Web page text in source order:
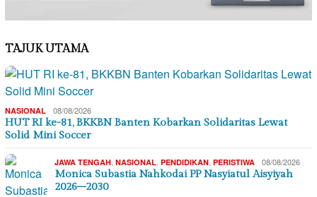
TAJUK UTAMA
NASIONAL 08/08/2026
HUT RI ke-81, BKKBN Banten Kobarkan Solidaritas Lewat
Solid Mini Soccer
JAWA TENGAH NASIONAL PENDIDIKAN PERISTIWA 08/08/2026
Monica Subastia Nahkodai PP Nasyiatul Aisyiyah
2026–2030